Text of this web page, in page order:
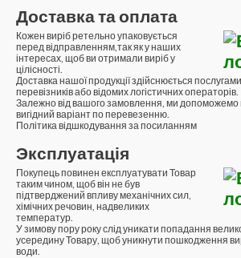
Доставка та оплата
Кожен виріб ретельно упаковується
перед відправленням,так як у наших
інтересах, щоб ви отримали виріб у
цілісності.
Доставка нашої продукції здійснюється
перевізників або відомих логістичних операторів.
Залежно від вашого замовлення, ми допоможемо
вигідний варіант по перевезенню.
Політика відшкодування за посиланням
Эксплуатація
Покупець повинен експлуатувати Товар
таким чином, щоб він не був
підтверджений впливу механічних сил,
хімічних речовин, надвеликих
температур.
У зимову пору року слід уникати попадання
усередину Товару, щоб уникнути пошкодження
води.